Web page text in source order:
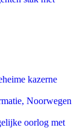
kazerne
Noorwegen
oorlog met